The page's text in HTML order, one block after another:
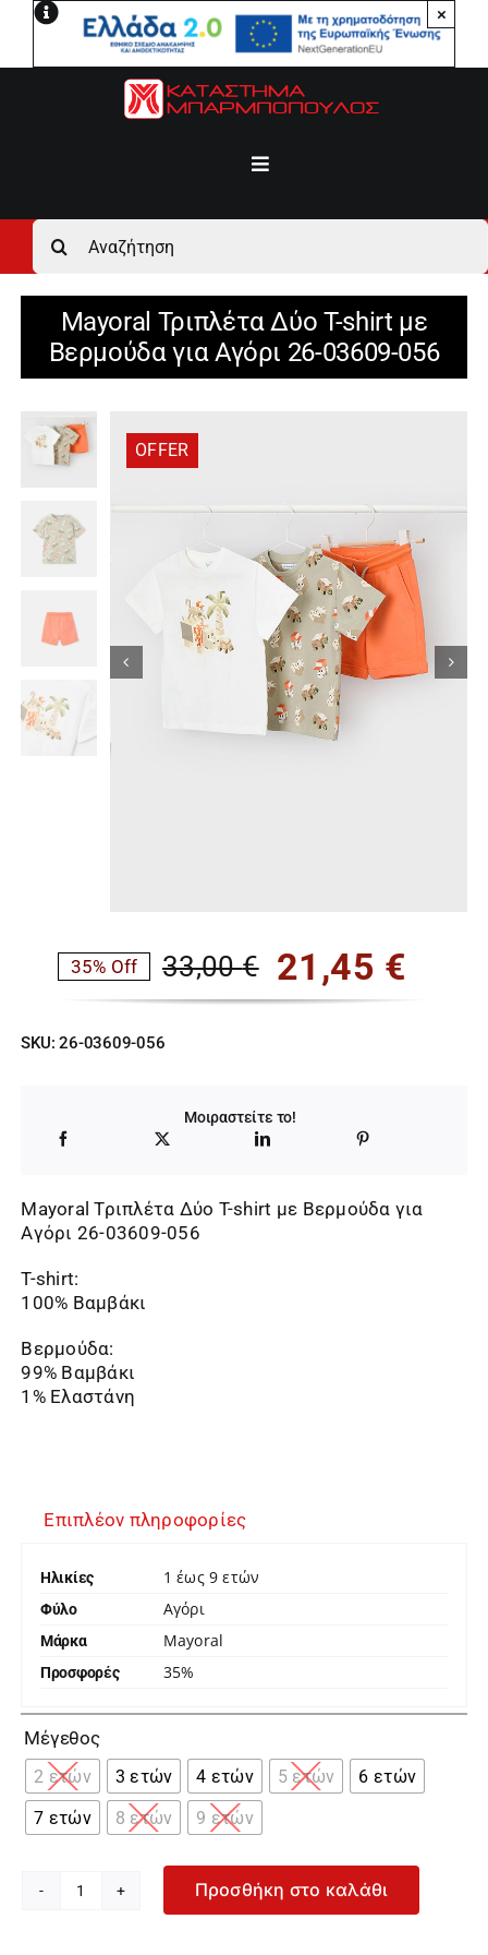
Μετάβαση
×
Toggle
Αρχική
Ανδρικά
Γυναικεία
Αγόρι
Κορίτσι
Είδη Παρέλασης
Σχετικά με εμάς
Αναζήτηση
για:
Mayoral Τριπλέτα Δύο T-shirt με
Βερμούδα για Αγόρι 26-03609-056
OFFER
33,00€
Original
price
33,00 €.
21,45 €
Η
τρέχουσα
είναι:
21,45 €.
35% Off
SKU:26-03609-056
Μοιραστείτε το!
Mayoral Τριπλέτα Δύο T-shirt με Βερμούδα για
Αγόρι 26-03609-056
T-shirt:
100% Βαμβάκι
Βερμούδα:
99% Βαμβάκι
1% Ελαστάνη
Επιπλέον πληροφορίες
Ηλικίες 1 έως 9 ετών
Φύλο Αγόρι
Μάρκα Mayoral
Προσφορές 35%
Μέγεθος
2 ετών 3 ετών 4 ετών 5 ετών
6 ετών
7 ετών
8 ετών 9 ετών
Mayoral
Προσθήκη στο καλάθι